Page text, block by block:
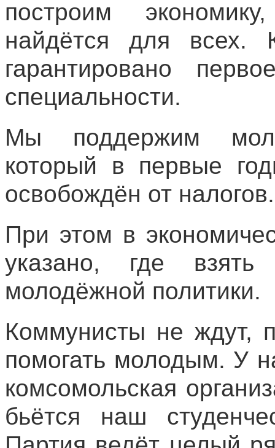
построим
найдётся для всех.
гарантировано
специальности.
Мы поддержим
который в первые
освобождён от налогов.
При этом в
указано, где
молодёжной политики.
Коммунисты не ждут,
помогать молодым. У
комсомольская
бьётся наш